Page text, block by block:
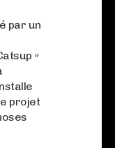
par un
»
projet